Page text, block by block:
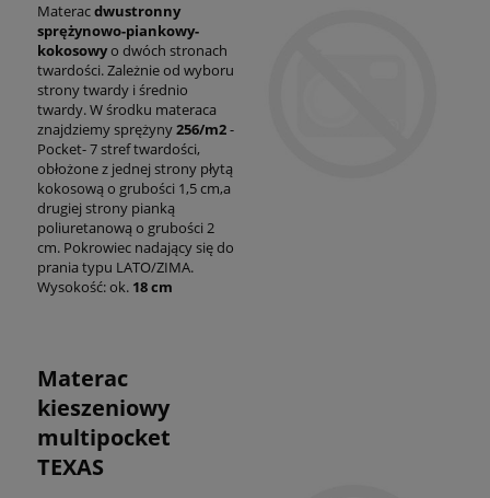
Materacdwustronny
sprężynowo-piankowy-
kokosowyo dwóch stronach
twardości. Zależnie od wyboru
strony twardy i średnio
twardy. W środku materaca
znajdziemy sprężyny256/m2-
Pocket- 7 stref twardości,
obłożone z jednej strony płytą
kokosową o grubości 1,5 cm,a
drugiej strony pianką
poliuretanową o grubości 2
cm. Pokrowiec nadający się do
prania typu LATO/ZIMA.
Wysokość: ok. 18 cm
Materac
kieszeniowy
multipocket
TEXAS